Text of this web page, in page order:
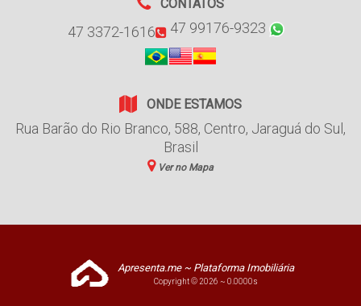
CONTATOS
47 3372-1616 47 99176-9323
ONDE ESTAMOS
Rua Barão do Rio Branco, 588, Centro, Jaraguá do Sul ,
Brasil
Ver no Mapa
Apresenta.me ~ Plataforma Imobiliária
Copyright © 2026 ~ 0.0000s